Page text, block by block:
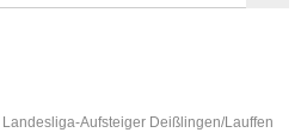
Aufsteiger Deißlingen/Lauffen